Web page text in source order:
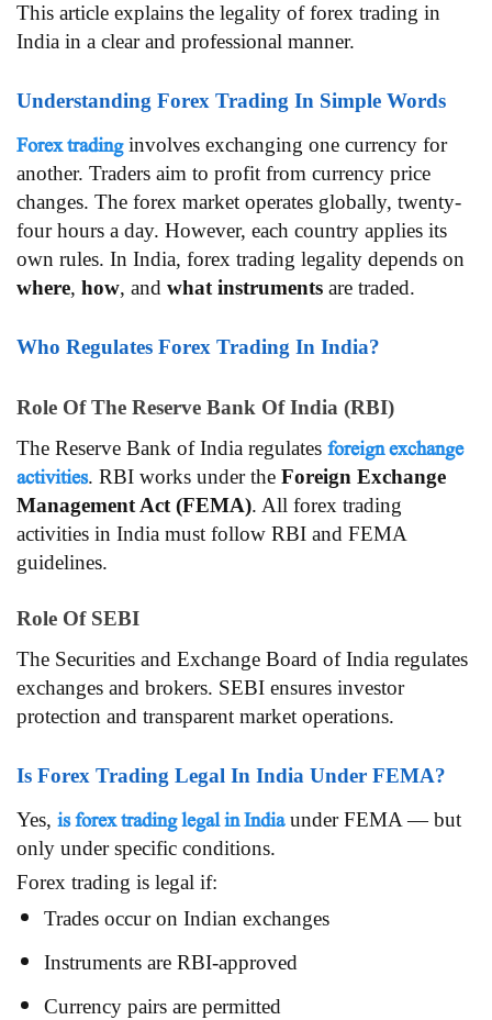
This article explains the legality of forex trading in
India in a clear and professional manner.
Understanding Forex Trading In Simple Words
Forex tradinginvolves exchanging one currency for
another. Traders aim to profit from currency price
changes. The forex market operates globally, twenty-
four hours a day. However, each country applies its
own rules. In India, forex trading legality depends on
where, how, and what instruments are traded.
Who Regulates Forex Trading In India?
Role Of The Reserve Bank Of India (RBI)
The Reserve Bank of India regulates foreign exchange
activities. RBI works under the Foreign Exchange
Management Act (FEMA). All forex trading
activities in India must follow RBI and FEMA
guidelines.
Role Of SEBI
The Securities and Exchange Board of India regulates
exchanges and brokers. SEBI ensures investor
protection and transparent market operations.
Is Forex Trading Legal In India Under FEMA?
Yes, is forex trading legal in Indiaunder FEMA — but
only under specific conditions.
Forex trading is legal if:
Trades occur on Indian exchanges
Instruments are RBI-approved
Currency pairs are permitted